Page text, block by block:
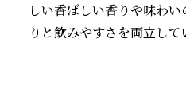
しい香ばしい香りや味わ
りと飲みやすさを両立して